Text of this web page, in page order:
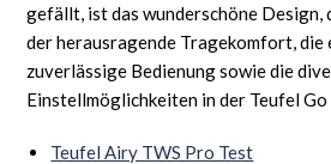
gefällt, ist das wunderschöne
der herausragende Tragekomfort, die
zuverlässige Bedienung sowie die
Einstellmöglichkeiten in der Teufel Go
Teufel Airy TWS Pro Test